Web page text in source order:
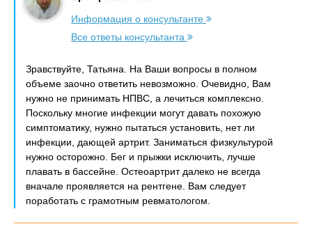
Информация о консультанте
Все ответы консультанта
Зравствуйте, Татьяна. На Ваши вопросы в полном
объеме заочно ответить невозможно. Очевидно, Вам
нужно не принимать НПВС, а лечиться комплексно.
Поскольку многие инфекции могут давать похожую
симптоматику, нужно пытаться установить, нет ли
инфекции, дающей артрит. Заниматься физкультурой
нужно осторожно. Бег и прыжки исключить, лучше
плавать в бассейне. Остеоартрит далеко не всегда
вначале проявляется на рентгене. Вам следует
поработать с грамотным ревматологом.